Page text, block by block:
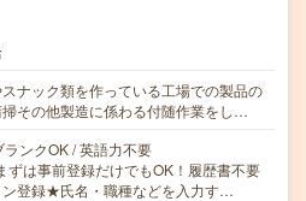
ナック類を作っている工場での製品の
その他製造に係わる付随作業をし…
ンクOK / 英語力不要
は事前登録だけでもOK！履歴書不要
ン登録★氏名・職種などを入力す…